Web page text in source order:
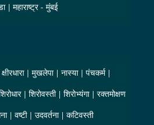
महाराष्ट्र - मुंबई
क्षीरधारा मुखलेपा नास्या
पंचकर्म
शिरोवस्ती शिरोभ्यंगा
रक्तमोक्षण
वष्टी उदवर्तना कटिवस्ती